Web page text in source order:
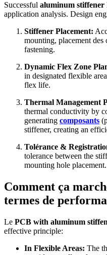
Successful aluminum stiffener
application analysis. Design
Stiffener Placement:
mounting, placement des
fastening.
Dynamic Flex Zone
in designated flexible
flex life.
Thermal Management
thermal conductivity by
generating composants
stiffener, creating an
Tolérance &
tolerance between the
mounting hole placement.
Comment ça
termes de
Le PCB with aluminum
effective principle:
In Flexible Areas: The